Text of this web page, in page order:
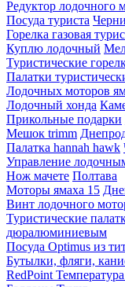
Редуктор лодочного
Посуда туриста
Горелка газовая
Куплю лодочный
Туристические
Палатки
Лодочных моторов
Лодочный хонда
Прикольные подарки
Мешок trimm
Палатка hannah hawk
Управление
Нож мачете Полтава
Моторы ямаха 15
Винт лодочного
Туристические
дюралюминиевым
Посуда Optimus из
Бутылки, фляги,
RedPoint